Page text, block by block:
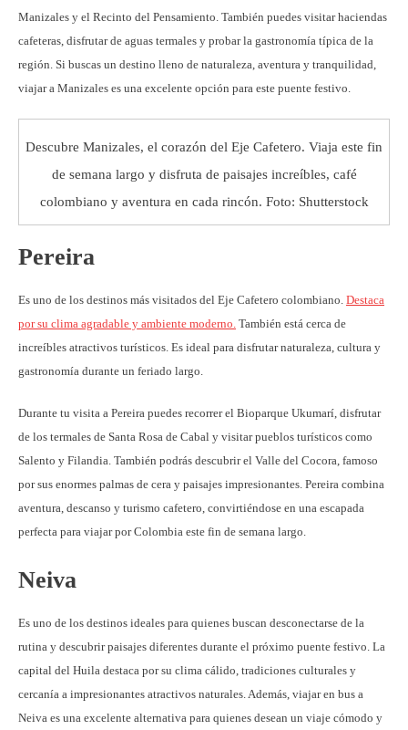
Manizales y el Recinto del Pensamiento. También puedes visitar haciendas
cafeteras, disfrutar de aguas termales y probar la gastronomía típica de la
región. Si buscas un destino lleno de naturaleza, aventura y tranquilidad,
viajar a Manizales es una excelente opción para este puente festivo.
Descubre Manizales, el corazón del Eje Cafetero. Viaja este fin
de semana largo y disfruta de paisajes increíbles, café
colombiano y aventura en cada rincón. Foto: Shutterstock
Pereira
Es uno de los destinos más visitados del Eje Cafetero colombiano. Destaca
por su clima agradable y ambiente moderno. También está cerca de
increíbles atractivos turísticos. Es ideal para disfrutar naturaleza, cultura y
gastronomía durante un feriado largo.
Durante tu visita a Pereira puedes recorrer el Bioparque Ukumarí, disfrutar
de los termales de Santa Rosa de Cabal y visitar pueblos turísticos como
Salento y Filandia. También podrás descubrir el Valle del Cocora, famoso
por sus enormes palmas de cera y paisajes impresionantes. Pereira combina
aventura, descanso y turismo cafetero, convirtiéndose en una escapada
perfecta para viajar por Colombia este fin de semana largo.
Neiva
Es uno de los destinos ideales para quienes buscan desconectarse de la
rutina y descubrir paisajes diferentes durante el próximo puente festivo. La
capital del Huila destaca por su clima cálido, tradiciones culturales y
cercanía a impresionantes atractivos naturales. Además, viajar en bus a
Neiva es una excelente alternativa para quienes desean un viaje cómodo y